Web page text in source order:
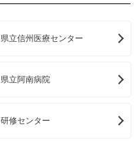
県立信州医療センター
県立阿南病院
研修センター